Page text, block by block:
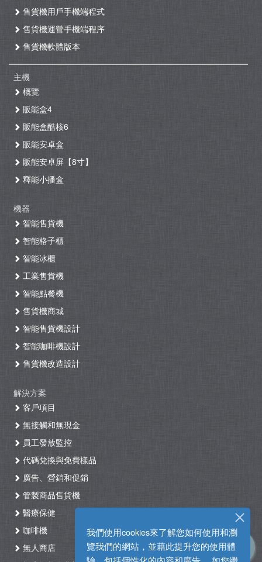
我們使用cookies來了解您如何使用和瀏
覽我們的網站，並藉此提升您的使用體
售貨機用戶手機端程式
售貨機運營手機端程序
售貨機軟體版本
主機
概覽
販能盒4
販能盒酷核6
販能安卓盒
販能安卓屏【8寸】
釋能小播盒
機器
智能售貨機
智能格子櫃
智能冰櫃
工業售貨機
智能點餐機
售貨機商城
智能售貨機設計
智能咖啡機設計
售貨機改造設計
解決方案
客戶項目
無接觸和無現金
員工發放監控
代碼兌換與免費樣品
廣告、營銷和促銷
管製商品售貨機
醫療保健
咖啡機
無人商店